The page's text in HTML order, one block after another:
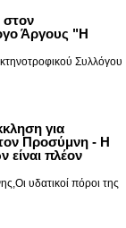
στον
Άργους "Η
Συλλόγου
για
Προσύμνη - Η
πλέον
υδατικοί πόροι της